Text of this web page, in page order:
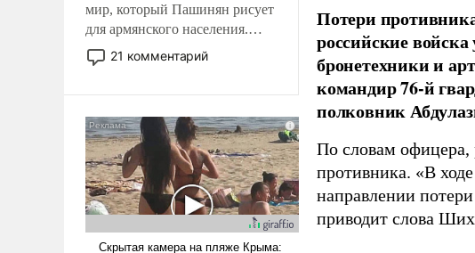
мир, который Пашинян рисует
для армянского населения.
Мир, где политические
прожекты будут безусловно
налогоплательщиков и где
Еревану за свои поступки не
нужно отвечать.
21 комментарий
Потери
российские
бронетехники и
командир 76-й
полковник
По словам офицера,
противника. «В
направлении
приводит слова